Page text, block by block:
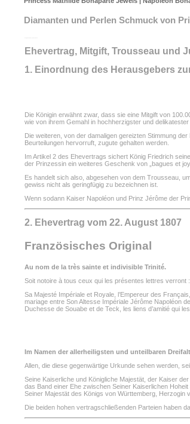
Diamanten und Perlen Schmuck von
Ehevertrag, Mitgift, Trousseau und
1. Einordnung des Herausgebers
Die Königin erwähnt zwar, dass sie eine Mitgift von
wie von ihrem Gemahl in hochherzigster und
Die weiteren, von der damaligen gereizten Stimmung
Beurteilungen hervorruft, zugute gehalten werden.
Im Artikel 2 des Ehevertrags sichert König Friedrich
der Prinzessin ein weiteres Geschenk von „bagues et
Es handelt sich also, abgesehen von dem Trousseau,
gewiss nicht als geringfügig zu bezeichnen ist.
Wenn sodann Kaiser Napoléon und Prinz Jérôme der
2. Ehevertrag vom 22. August 1807
Französisches Original
Au nom de la très sainte et indivisible Trinité.
Soit notoire à tous ceux qui les présentes lettres verront :
Sa Majesté Impériale et Royale, l’Empereur des
mariage entre Son Altesse Impériale Jérôme Napoléon
Duchesse de Souabe et de Teck, les liens d’amitié qui
Im Namen der allerheiligsten und unteilbaren
Allen, die diese gegenwärtige Urkunde sehen werden,
Seine Kaiserliche und Königliche Majestät, der Kaiser
das Band einer Ehe zwischen Seiner Kaiserlichen
Seiner Majestät des Königs von Württemberg, Herzogin
Die beiden hohen vertragschließenden Parteien haben